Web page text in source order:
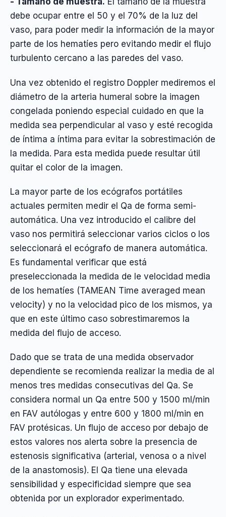
debe ocupar entre el 50 y el 70% de la luz del
vaso, para poder medir la información de la mayor
parte de los hematíes pero evitando medir el flujo
turbulento cercano a las paredes del vaso.
Una vez obtenido el registro Doppler mediremos el
diámetro de la arteria humeral sobre la imagen
congelada poniendo especial cuidado en que la
medida sea perpendicular al vaso y esté recogida
de íntima a íntima para evitar la sobrestimación de
la medida. Para esta medida puede resultar útil
quitar el color de la imagen.
La mayor parte de los ecógrafos portátiles
actuales permiten medir el Qa de forma semi-
automática. Una vez introducido el calibre del
vaso nos permitirá seleccionar varios ciclos o los
seleccionará el ecógrafo de manera automática.
Es fundamental verificar que está
preseleccionada la medida de le velocidad media
de los hematíes (TAMEAN Time averaged mean
velocity) y no la velocidad pico de los mismos, ya
que en este último caso sobrestimaremos la
medida del flujo de acceso.
Dado que se trata de una medida observador
dependiente se recomienda realizar la media de al
menos tres medidas consecutivas del Qa. Se
considera normal un Qa entre 500 y 1500 ml/min
en FAV autólogas y entre 600 y 1800 ml/min en
FAV protésicas. Un flujo de acceso por debajo de
estos valores nos alerta sobre la presencia de
estenosis significativa (arterial, venosa o a nivel
de la anastomosis). El Qa tiene una elevada
sensibilidad y especificidad siempre que sea
obtenida por un explorador experimentado.